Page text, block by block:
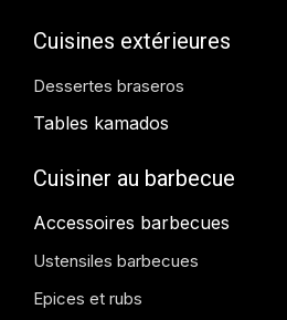
Cuisines extérieures
Dessertes braseros
Tables kamados
Cuisiner au barbecue
Accessoires barbecues
Ustensiles barbecues
Epices et rubs